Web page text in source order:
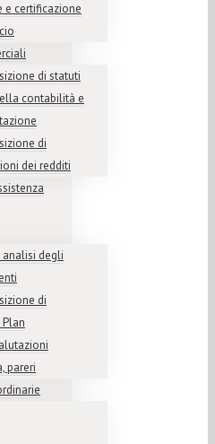
e certificazione
di statuti
contabilità e
di
dei redditi
analisi degli
di
pareri